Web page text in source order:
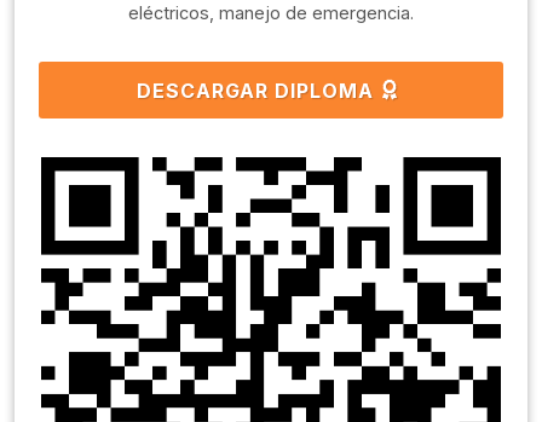
eléctricos, manejo de emergencia.
DESCARGAR DIPLOMA